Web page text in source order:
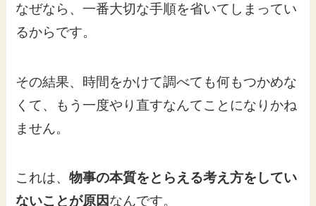
なぜなら、一番大切な手順を省いてしまってい
るからです。
その結果、時間をかけて調べても何もつかめな
くて、もう一度やり直すなんてことになりかね
ません。
これは、物事の本質をとらえる考え方をしてい
ないことが原因なんです。